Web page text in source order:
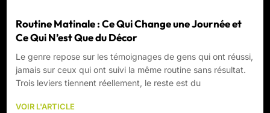
Routine Matinale : Ce Qui Change une Journée et
Ce Qui N’est Que du Décor
Le genre repose sur les témoignages de gens qui ont réussi,
jamais sur ceux qui ont suivi la même routine sans résultat.
Trois leviers tiennent réellement, le reste est du
VOIR L'ARTICLE